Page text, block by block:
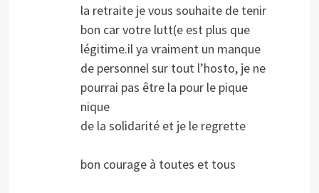
la retraite je vous souhaite de tenir
bon car votre lutt(e est plus que
légitime.il ya vraiment un manque
de personnel sur tout l’hosto, je ne
pourrai pas être la pour le pique
nique
de la solidarité et je le regrette
bon courage à toutes et tous